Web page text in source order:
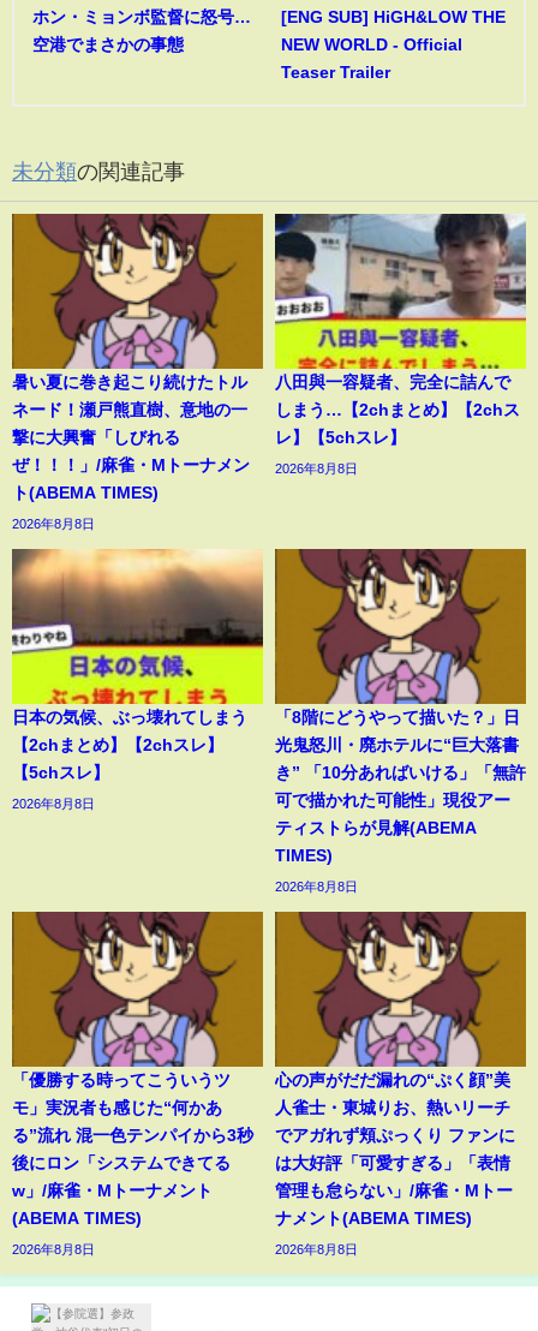
ホン・ミョンボ監督に怒号…
空港でまさかの事態
[ENG SUB] HiGH&LOW THE
NEW WORLD - Official
Teaser Trailer
未分類の関連記事
暑い夏に巻き起こり続けたトル
ネード！瀬戸熊直樹、意地の一
撃に大興奮「しびれる
ぜ！！！」/麻雀・Mトーナメン
ト(ABEMA TIMES)
2026年8月8日
八田與一容疑者、完全に詰んで
しまう…【2chまとめ】【2chス
レ】【5chスレ】
2026年8月8日
日本の気候、ぶっ壊れてしまう
【2chまとめ】【2chスレ】
【5chスレ】
2026年8月8日
「8階にどうやって描いた？」日
光鬼怒川・廃ホテルに“巨大落書
き” 「10分あればいける」「無許
可で描かれた可能性」現役アー
ティストらが見解(ABEMA
TIMES)
2026年8月8日
「優勝する時ってこういうツ
モ」実況者も感じた“何かあ
る”流れ 混一色テンパイから3秒
後にロン「システムできてる
w」/麻雀・Mトーナメント
(ABEMA TIMES)
2026年8月8日
心の声がだだ漏れの“ぷく顔”美
人雀士・東城りお、熱いリーチ
でアガれず頬ぷっくり ファンに
は大好評「可愛すぎる」「表情
管理も怠らない」/麻雀・Mトー
ナメント(ABEMA TIMES)
2026年8月8日